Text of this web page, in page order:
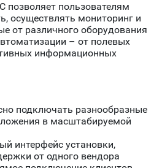
позволяет пользователям
осуществлять мониторинг и
от различного оборудования
– от полевых
информационных
подключать разнообразные
в масштабируемой
интерфейс установки,
от одного вендора